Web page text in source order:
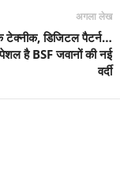
अगला लेख
टेक्नीक, डिजिटल पैटर्न…
है BSF जवानों की नई
वर्दी